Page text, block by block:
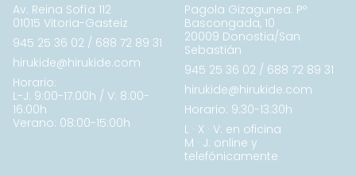
Av. Reina Sofía 112
01015 Vitoria-Gasteiz
945 25 36 02 / 688 72 89 31
hirukide@hirukide.com
Horario:
L-J: 9:00-17:00h / V: 8:00-
16:00h
Verano: 08:00-15:00h
Pagola Gizagunea. Pº
Bascongada, 10
20009 Donostia/San
Sebastián
945 25 36 02 / 688 72 89 31
hirukide@hirukide.com
Horario: 9:30-13:30h
L · X · V: en oficina
M · J: online y
telefónicamente